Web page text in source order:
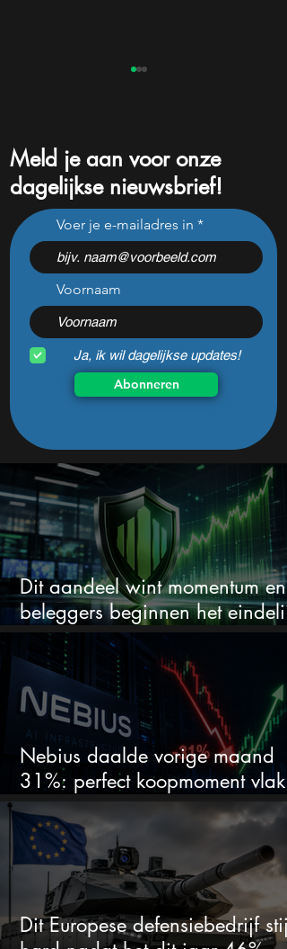
Beleggers kijken scherp
toe: AMD kan zich geen
misser permitteren
Meld je aan voor onze
dagelijkse nieuwsbrief!
Voer je e-mailadres in
Voornaam
Ja, ik wil dagelijkse updates!
Abonneren
Dit aandeel wint momentum en
beleggers beginnen het eindelijk
te zien
Nebius daalde vorige maand
31%: perfect koopmoment vlak
voor kwartaalcijfers?
Dit Europese defensiebedrijf